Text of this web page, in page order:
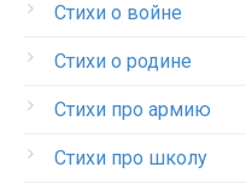
Стихи о войне
Стихи о родине
Стихи про армию
Стихи про школу